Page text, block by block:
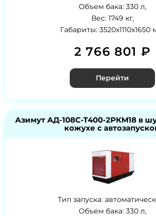
Объем бака: 330 л,
Вес: 1749 кг,
Габариты: 3520x1110x1650
2 766 801 ₽
Перейти
Азимут АД-108С-Т400-2РКМ18 в
кожухе с
Тип запуска:
Объем бака: 330 л,